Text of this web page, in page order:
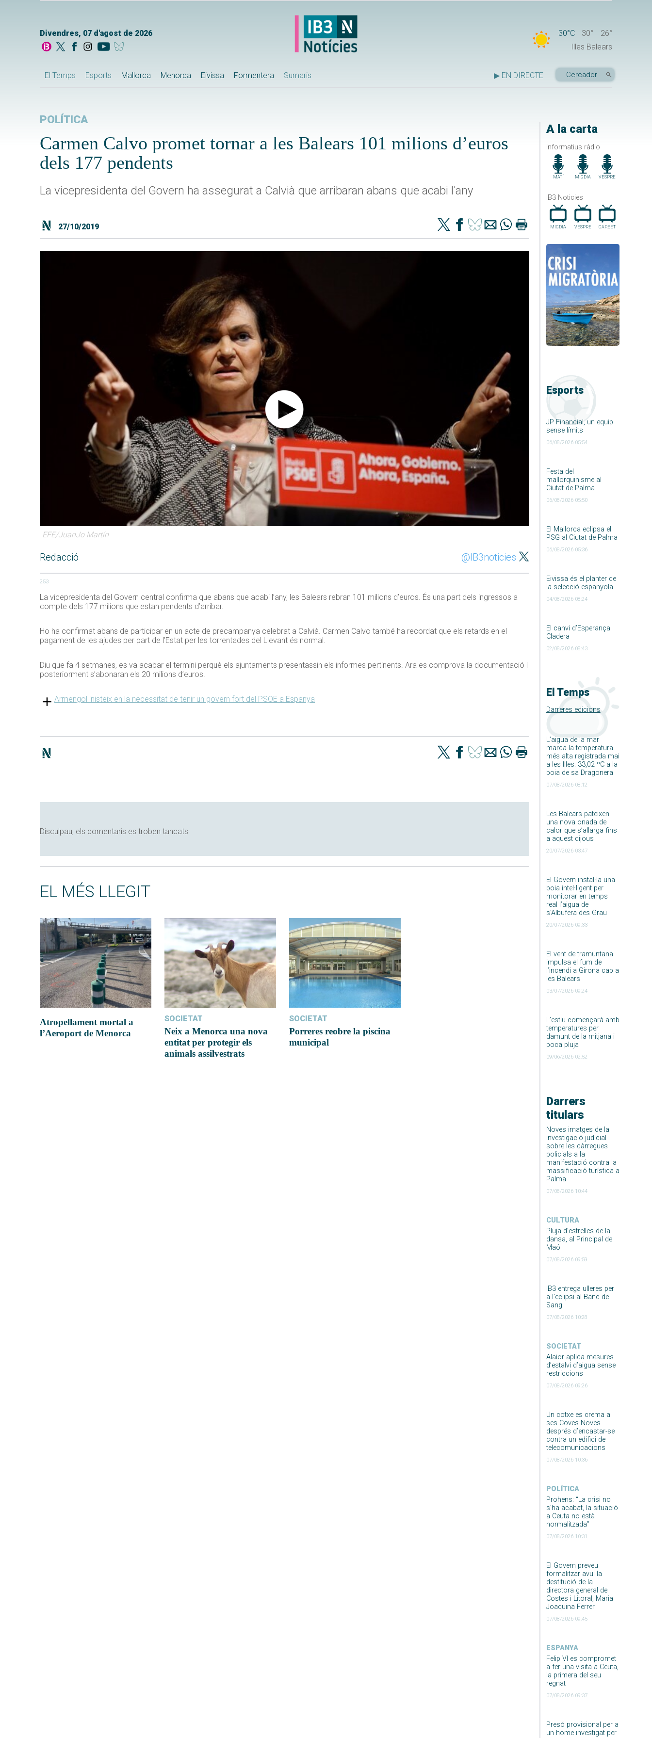
Divendres, 07 d'agost de 2026 30°C 30°
26°
Illes Balears
El Temps Esports Mallorca Menorca Eivissa Formentera Sumaris ▶ EN DIRECTE
A la carta
informatius ràdio
MATÍ MIGDIA VESPRE
IB3 Noticies
MIGDIA VESPRE CAP.SET
Esports
JP Financial, un equip
sense límits
06/08/2026 05:54
Festa del
mallorquinisme al
Ciutat de Palma
06/08/2026 05:50
El Mallorca eclipsa el
PSG al Ciutat de Palma
06/08/2026 05:36
Eivissa és el planter de
la selecció espanyola
04/08/2026 08:24
El canvi d’Esperança
Cladera
02/08/2026 08:43
El Temps
Darreres edicions
L’aigua de la mar
marca la temperatura
més alta registrada mai
a les Illes: 33,02 ºC a la
boia de sa Dragonera
07/08/2026 08:12
Les Balears pateixen
una nova onada de
calor que s’allarga fins
a aquest dijous
20/07/2026 03:47
El Govern instal·la una
boia intel·ligent per
monitorar en temps
real l’aigua de
s’Albufera des Grau
20/07/2026 09:33
El vent de tramuntana
impulsa el fum de
l’incendi a Girona cap a
les Balears
03/07/2026 09:24
L’estiu començarà amb
temperatures per
damunt de la mitjana i
poca pluja
09/06/2026 02:52
Darrers
titulars
Noves imatges de la
investigació judicial
sobre les càrregues
policials a la
manifestació contra la
massificació turística a
Palma
07/08/2026 10:44
CULTURA
Pluja d’estrelles de la
dansa, al Principal de
Maó
07/08/2026 09:59
IB3 entrega ulleres per
a l’eclipsi al Banc de
Sang
07/08/2026 10:28
SOCIETAT
Alaior aplica mesures
d’estalvi d’aigua sense
restriccions
07/08/2026 09:26
Un cotxe es crema a
ses Coves Noves
després d’encastar-se
contra un edifici de
telecomunicacions
07/08/2026 10:36
POLÍTICA
Prohens: “La crisi no
s’ha acabat, la situació
a Ceuta no està
normalitzada”
07/08/2026 10:31
El Govern preveu
formalitzar avui la
destitució de la
directora general de
Costes i Litoral, Maria
Joaquina Ferrer
07/08/2026 09:45
ESPANYA
Felip VI es compromet
a fer una visita a Ceuta,
la primera del seu
regnat
07/08/2026 09:37
Presó provisional per a
un home investigat per
POLÍTICA
Carmen Calvo promet tornar a les Balears 101 milions d’euros
dels 177 pendents
La vicepresidenta del Govern ha assegurat a Calvià que arribaran abans que acabi l'any
27/10/2019
EFE/JuanJo Martín
Redacció @IB3noticies
253
La vicepresidenta del Govern central confirma que abans que acabi l’any, les Balears rebran 101 milions d’euros. És una part dels ingressos a
compte dels 177 milions que estan pendents d’arribar.
Ho ha confirmat abans de participar en un acte de precampanya celebrat a Calvià. Carmen Calvo també ha recordat que els retards en el
pagament de les ajudes per part de l’Estat per les torrentades del Llevant és normal.
Diu que fa 4 setmanes, es va acabar el termini perquè els ajuntaments presentassin els informes pertinents. Ara es comprova la documentació i
posteriorment s’abonaran els 20 milions d’euros.
Armengol inisteix en la necessitat de tenir un govern fort del PSOE a Espanya
Disculpau, els comentaris es troben tancats
EL MÉS LLEGIT
Atropellament mortal a
l’Aeroport de Menorca
SOCIETAT
Neix a Menorca una nova
entitat per protegir els
animals assilvestrats
SOCIETAT
Porreres reobre la piscina
municipal